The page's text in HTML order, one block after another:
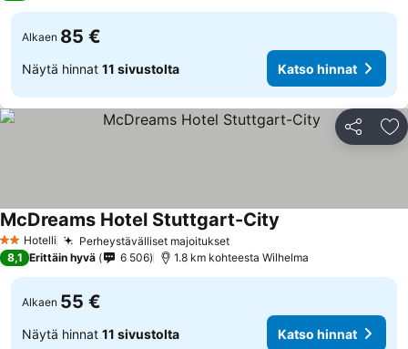
Alkaen 85 €
Näytä hinnat 11 sivustolta Katso hinnat
Jaa
2 Tähtiluokitus
Hotelli Perheystävälliset majoitukset
McDreams Hotel Stuttgart-City
8,1 Erittäin hyvä 6 506 1.8 km kohteesta Wilhelma
Alkaen 55 €
Näytä hinnat 11 sivustolta Katso hinnat